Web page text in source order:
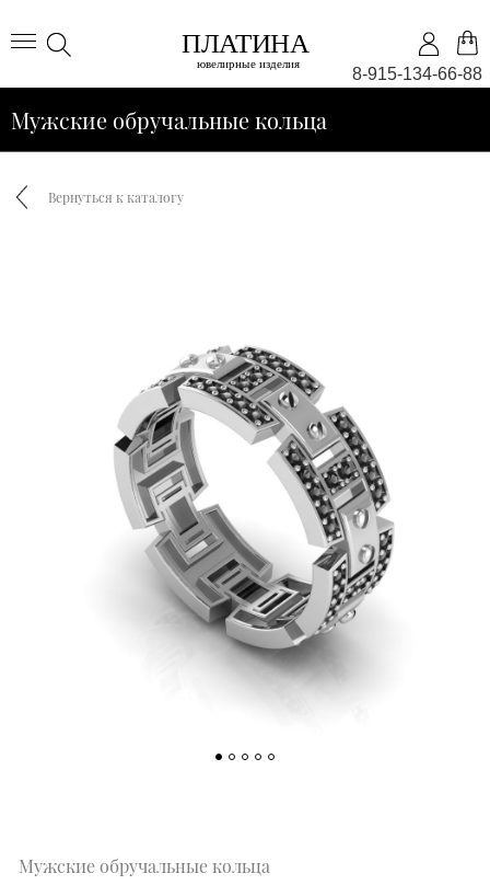
8-915-134-66-88
Мужские обручальные кольца
Вернуться к каталогу
Мужские обручальные кольца